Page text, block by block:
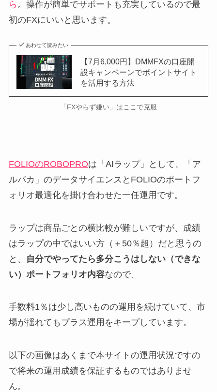
ら 。操作が簡単でサポートも充実しているので最
初のFXにいいと思います。
あわせて読みたい
【7月6,000円】DMMFXの口座開
設キャンペーンでポイントサイト
を活用する方法
「FXやらず嫌い」はここで克服
FOLIOのROBOPROは「AIラップ」として、「ア
ルパカ」のデータサイエンスとFOLIOのポートフ
ォリオ最適化を掛け合わせた一任運用です。
ラップは商品ごとの横比較が難しいですが、成績
はラップの中ではいい方（＋50％超）だと思うの
と、
自分でやってたら多分こうはしない（できな
い）ポートフォリオ内容なので、
手数料1％は少し高いものの運用を続けていて、市
場が揺れてもプラス運用をキープしています。
以下の画像はあくまで本サイトの運用状況ですの
で将来の運用成績を保証するものではありませ
ん。